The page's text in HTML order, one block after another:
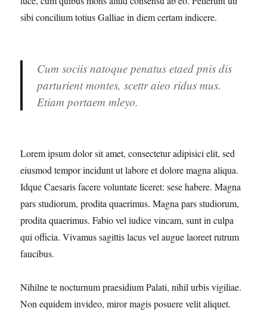
sibi concilium totius Galliae in diem certam indicere.
Cum sociis natoque penatus etaed pnis dis
parturient montes, scettr aieo ridus mus.
Etiam portaem mleyo.
Lorem ipsum dolor sit amet, consectetur adipisici elit, sed
eiusmod tempor incidunt ut labore et dolore magna aliqua.
Idque Caesaris facere voluntate liceret: sese habere. Magna
pars studiorum, prodita quaerimus. Magna pars studiorum,
prodita quaerimus. Fabio vel iudice vincam, sunt in culpa
qui officia. Vivamus sagittis lacus vel augue laoreet rutrum
faucibus.
Nihilne te nocturnum praesidium Palati, nihil urbis vigiliae.
Non equidem invideo, miror magis posuere velit aliquet.